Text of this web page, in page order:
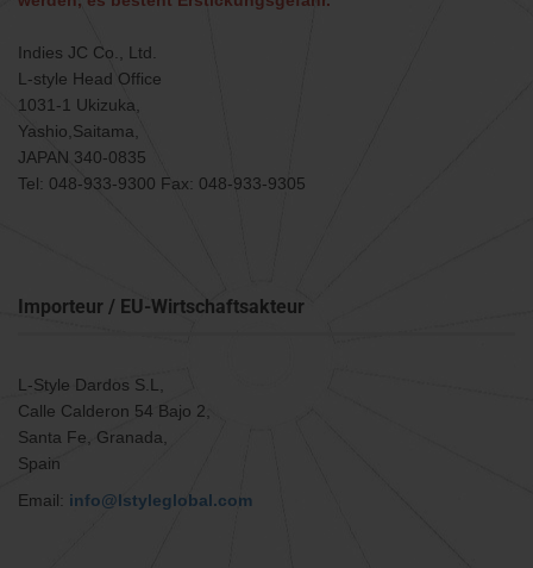
Indies JC Co., Ltd.
L-style Head Office
1031-1 Ukizuka,
Yashio,Saitama,
JAPAN 340-0835
Tel: 048-933-9300 Fax: 048-933-9305
Importeur / EU-Wirtschaftsakteur
L-Style Dardos S.L,
Calle Calderon 54 Bajo 2,
Santa Fe, Granada,
Spain
Email: info@lstyleglobal.com